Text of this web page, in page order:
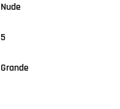
Nude
5
Grande